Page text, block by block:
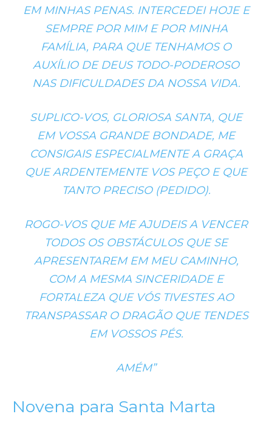
EM MINHAS PENAS. INTERCEDEI HOJE E
SEMPRE POR MIM E POR MINHA
FAMÍLIA, PARA QUE TENHAMOS O
AUXÍLIO DE DEUS TODO-PODEROSO
NAS DIFICULDADES DA NOSSA VIDA.
SUPLICO-VOS, GLORIOSA SANTA, QUE
EM VOSSA GRANDE BONDADE, ME
CONSIGAIS ESPECIALMENTE A GRAÇA
QUE ARDENTEMENTE VOS PEÇO E QUE
TANTO PRECISO (PEDIDO).
ROGO-VOS QUE ME AJUDEIS A VENCER
TODOS OS OBSTÁCULOS QUE SE
APRESENTAREM EM MEU CAMINHO,
COM A MESMA SINCERIDADE E
FORTALEZA QUE VÓS TIVESTES AO
TRANSPASSAR O DRAGÃO QUE TENDES
EM VOSSOS PÉS.
AMÉM”
Novena para Santa Marta